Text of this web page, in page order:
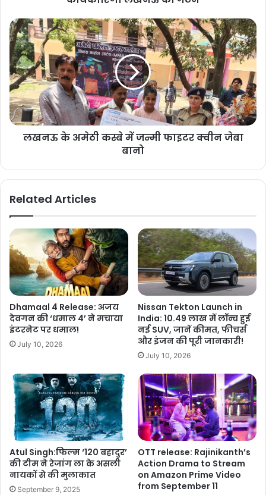
लखनऊ के अमेठी कस्बे में जन्मी फाइटर क्वीन जेबा
बानो
Related Articles
Dhamaal 4 Release: अजय
देवगन की ‘धमाल 4’ ने मचाया
इंटरनेट पर धमाल!
July 10, 2026
Nissan Tekton Launch in
India: 10.49 लाख में लॉन्च हुई
नई SUV, जानें कीमत, फीचर्स
और इंजन की पूरी जानकारी!
July 10, 2026
Atul Singh:फिल्म ‘120 बहादुर’
की टीम ने रेजांग ला के असली
नायकों से की मुलाकात
September 9, 2025
OTT release: Rajinikanth’s
Action Drama to Stream
on Amazon Prime Video
from September 11